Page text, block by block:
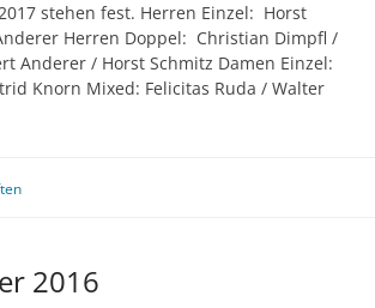
stehen fest. Herren Einzel: Horst
Herren Doppel: Christian Dimpfl /
Anderer / Horst Schmitz Damen Einzel:
Knorn Mixed: Felicitas Ruda / Walter
2016